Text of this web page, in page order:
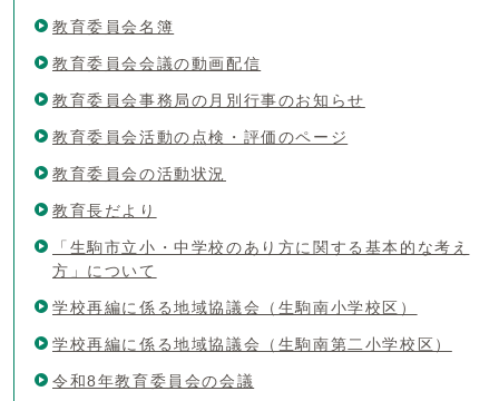
教育委員会名簿
教育委員会会議の動画配信
教育委員会事務局の月別行事のお知らせ
教育委員会活動の点検・評価のページ
教育委員会の活動状況
教育長だより
「生駒市立小・中学校のあり方に関する基本的な考え
方」について
学校再編に係る地域協議会（生駒南小学校区）
学校再編に係る地域協議会（生駒南第二小学校区）
令和8年教育委員会の会議